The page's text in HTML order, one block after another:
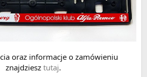
oraz informacje o zamówieniu
znajdziesz tutaj.